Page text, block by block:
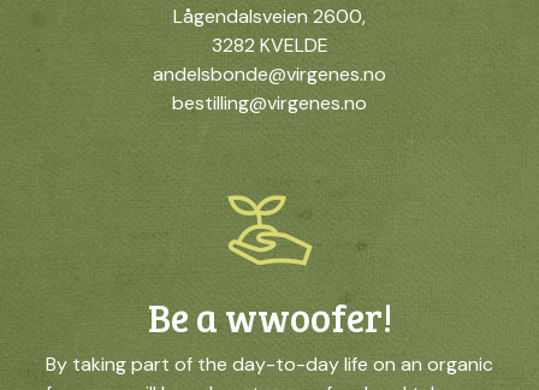
Lågendalsveien 2600,
3282 KVELDE
andelsbonde@virgenes.no
bestilling@virgenes.no
Be a wwoofer!
By taking part of the day-to-day life on an organic